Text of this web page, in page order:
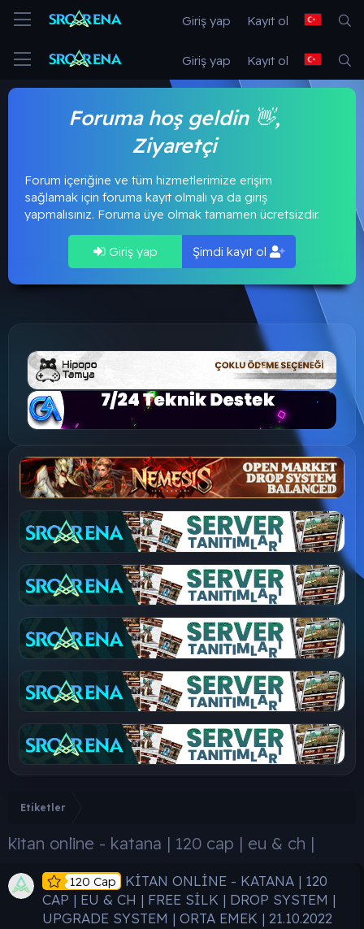
Giriş yap Kayıt ol
Giriş yap Kayıt ol
Foruma hoş geldin 👋,
Ziyaretçi
Forum içeriğine ve tüm hizmetlerimize erişim
sağlamak için foruma kayıt olmalı ya da giriş
yapmalısınız. Foruma üye olmak tamamen ücretsizdir.
Giriş yap Şimdi kayıt ol
Etiketler
ki̇tan onli̇ne - katana | 120 cap | eu & ch |
120 Cap
KİTAN ONLİNE - KATANA | 120
CAP | EU & CH | FREE SİLK | DROP SYSTEM |
UPGRADE SYSTEM | ORTA EMEK | 21.10.2022